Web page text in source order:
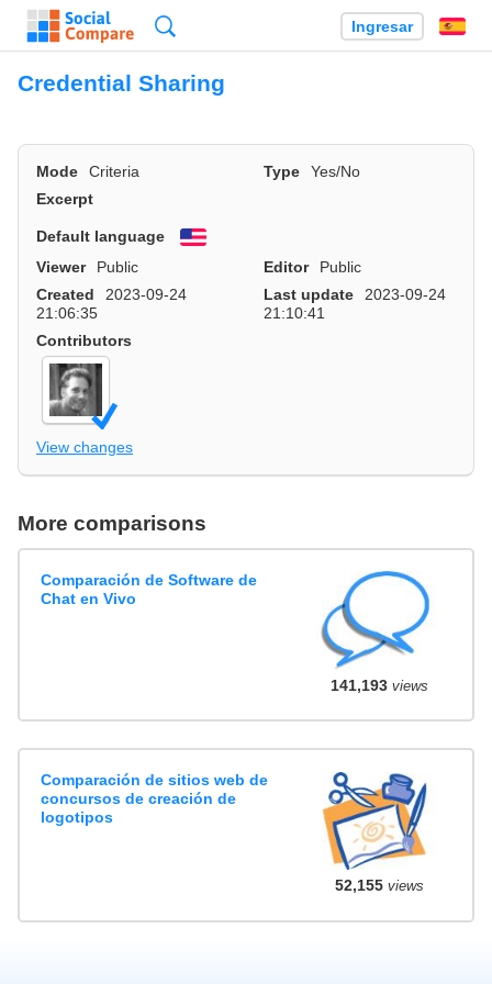
Ingresar
Credential Sharing
Mode Criteria Type
Yes/No
Excerpt
Default language
English
Viewer
Public Editor
Public
Created
2023-09-24
21:06:35
Last update
2023-09-24
21:10:41
Contributors
View changes
More comparisons
Comparación de Software de
Chat en Vivo
141,193views
Comparación de sitios web de
concursos de creación de
logotipos
52,155views